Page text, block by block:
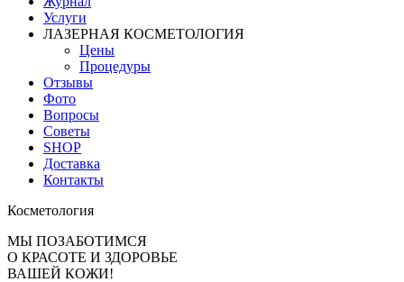
Услуги
ЛАЗЕРНАЯ КОСМЕТОЛОГИЯ
Цены
Процедуры
Отзывы
Фото
Вопросы
Советы
SHOP
Доставка
Контакты
Косметология
МЫ ПОЗАБОТИМСЯ
О КРАСОТЕ И ЗДОРОВЬЕ
ВАШЕЙ КОЖИ!